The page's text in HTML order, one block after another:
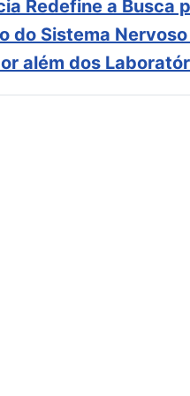
Redefine a Busca
do Sistema
além dos